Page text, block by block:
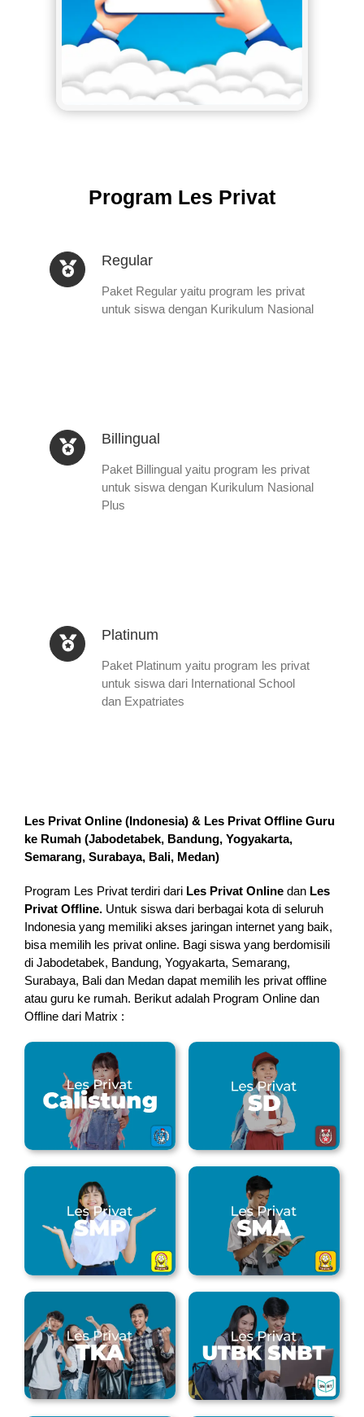
Program Les Privat
Regular
Paket Regular yaitu program les privat
untuk siswa dengan Kurikulum Nasional
Billingual
Paket Billingual yaitu program les privat
untuk siswa dengan Kurikulum Nasional
Plus
Platinum
Paket Platinum yaitu program les privat
untuk siswa dari International School
dan Expatriates
Les Privat Online (Indonesia) & Les Privat Offline Guru
ke Rumah (Jabodetabek, Bandung, Yogyakarta,
Semarang, Surabaya, Bali, Medan)
Program Les Privat terdiri dari Les Privat Online dan Les
Privat Offline. Untuk siswa dari berbagai kota di seluruh
Indonesia yang memiliki akses jaringan internet yang baik,
bisa memilih les privat online. Bagi siswa yang berdomisili
di Jabodetabek, Bandung, Yogyakarta, Semarang,
Surabaya, Bali dan Medan dapat memilih les privat offline
atau guru ke rumah. Berikut adalah Program Online dan
Offline dari Matrix :